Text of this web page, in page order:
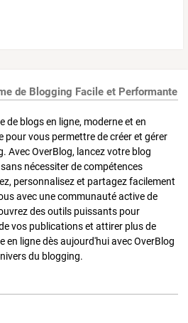
de Blogging Facile et Performante
de blogs en ligne, moderne et en
vous permettre de créer et gérer
Avec OverBlog, lancez votre blog
nécessiter de compétences
personnalisez et partagez facilement
avec une communauté active de
des outils puissants pour
vos publications et attirer plus de
en ligne dès aujourd'hui avec OverBlog
du blogging.